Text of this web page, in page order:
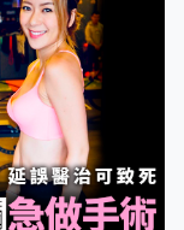
名孕婦因為與
由於長期飽受壓
與男人發生關
年來，丈夫從未
和胎兒的健康狀
被轉介會見輔
此為例，提醒所
方，導致結果一